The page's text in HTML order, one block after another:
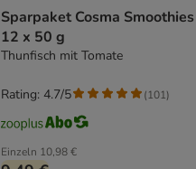
Sparpaket Cosma Smoothies
12 x 50 g
Thunfisch mit Tomate
Einzeln 10,98 €
Rating: 4.7/5 (101)